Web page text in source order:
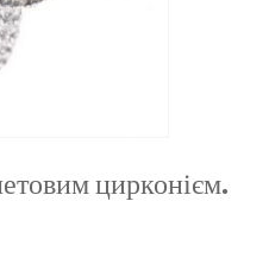
цирконієм.